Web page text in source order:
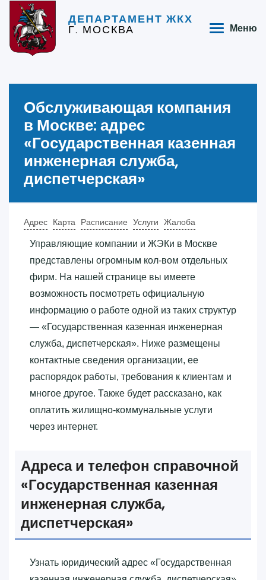
ДЕПАРТАМЕНТ ЖКХ
Г. МОСКВА Меню
Обслуживающая компания
в Москве: адрес
«‎Государственная казенная
инженерная служба,
диспетчерская»‎
Адрес Карта Расписание Услуги Жалоба
Управляющие компании и ЖЭКи в Москве
представлены огромным кол-вом отдельных
фирм. На нашей странице вы имеете
возможность посмотреть официальную
информацию о работе одной из таких структур
— «‎Государственная казенная инженерная
служба, диспетчерская»‎. Ниже размещены
контактные сведения организации, ее
распорядок работы, требования к клиентам и
многое другое. Также будет рассказано, как
оплатить жилищно-коммунальные услуги
через интернет.
Адреса и телефон справочной
«‎Государственная казенная
инженерная служба,
диспетчерская»‎
Узнать юридический адрес «‎Государственная